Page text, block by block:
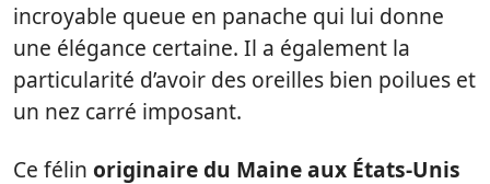
incroyable queue en panache qui lui donne
une élégance certaine. Il a également la
particularité d’avoir des oreilles bien poilues et
un nez carré imposant.
Ce félin originaire du Maine aux États-Unis